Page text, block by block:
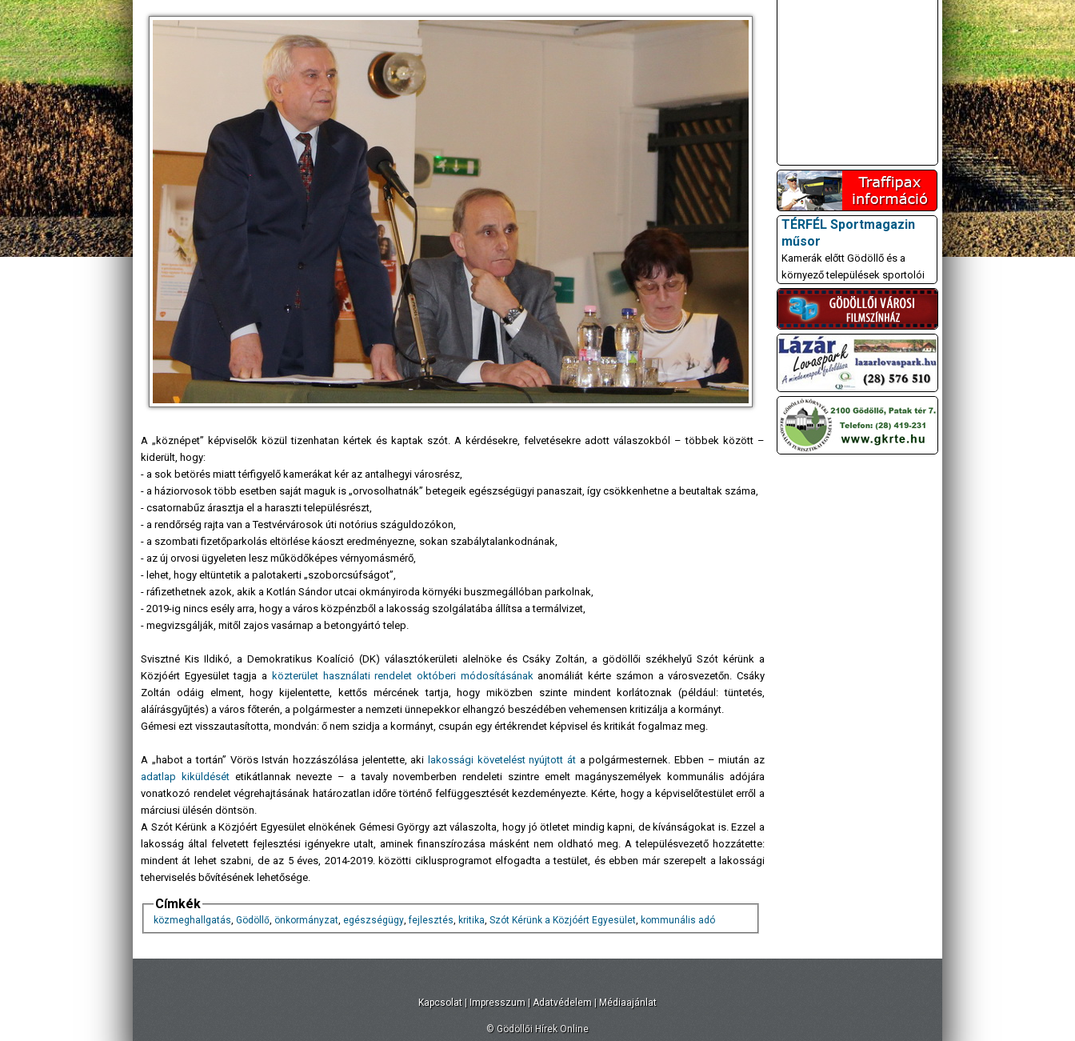
A „köznépet” képviselők közül tizenhatan kértek és kaptak szót. A kérdésekre, felvetésekre adott válaszokból – többek között –
kiderült, hogy:
- a sok betörés miatt térfigyelő kamerákat kér az antalhegyi városrész,
- a háziorvosok több esetben saját maguk is „orvosolhatnák” betegeik egészségügyi panaszait, így csökkenhetne a beutaltak száma,
- csatornabűz árasztja el a haraszti településrészt,
- a rendőrség rajta van a Testvérvárosok úti notórius száguldozókon,
- a szombati fizetőparkolás eltörlése káoszt eredményezne, sokan szabálytalankodnának,
- az új orvosi ügyeleten lesz működőképes vérnyomásmérő,
- lehet, hogy eltüntetik a palotakerti „szoborcsúfságot”,
- ráfizethetnek azok, akik a Kotlán Sándor utcai okmányiroda környéki buszmegállóban parkolnak,
- 2019-ig nincs esély arra, hogy a város közpénzből a lakosság szolgálatába állítsa a termálvizet,
- megvizsgálják, mitől zajos vasárnap a betongyártó telep.
Svisztné Kis Ildikó, a Demokratikus Koalíció (DK) választókerületi alelnöke és Csáky Zoltán, a gödöllői székhelyű Szót kérünk a
Közjóért Egyesület tagja a közterület használati rendelet októberi módosításánakanomáliát kérte számon a városvezetőn. Csáky
Zoltán odáig elment, hogy kijelentette, kettős mércének tartja, hogy miközben szinte mindent korlátoznak (például: tüntetés,
aláírásgyűjtés) a város főterén, a polgármester a nemzeti ünnepekkor elhangzó beszédében vehemensen kritizálja a kormányt.
Gémesi ezt visszautasította, mondván: ő nem szidja a kormányt, csupán egy értékrendet képvisel és kritikát fogalmaz meg.
A „habot a tortán” Vörös István hozzászólása jelentette, aki lakossági követelést nyújtott át a polgármesternek. Ebben – miután az
adatlap kiküldésétetikátlannak nevezte – a tavaly novemberben rendeleti szintre emelt magányszemélyek kommunális adójára
vonatkozó rendelet végrehajtásának határozatlan időre történő felfüggesztését kezdeményezte. Kérte, hogy a képviselőtestület erről a
márciusi ülésén döntsön.
A Szót Kérünk a Közjóért Egyesület elnökének Gémesi György azt válaszolta, hogy jó ötletet mindig kapni, de kívánságokat is. Ezzel a
lakosság által felvetett fejlesztési igényekre utalt, aminek finanszírozása másként nem oldható meg. A településvezető hozzátette:
mindent át lehet szabni, de az 5 éves, 2014-2019. közötti ciklusprogramot elfogadta a testület, és ebben már szerepelt a lakossági
teherviselés bővítésének lehetősége.
Címkék
közmeghallgatás, Gödöllő, önkormányzat, egészségügy,fejlesztés, kritika, Szót Kérünk a Közjóért Egyesület, kommunális adó
TÉRFÉL Sportmagazin
műsor
Kamerák előtt Gödöllő és a
környező települések sportolói
Kapcsolat | Impresszum | Adatvédelem | Médiaajánlat
© Gödöllői Hírek Online